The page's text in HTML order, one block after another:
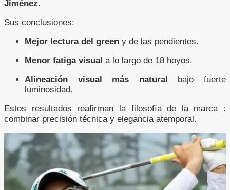
Jiménez.
Sus conclusiones:
Mejor lectura del green y de las pendientes.
Menor fatiga visual a lo largo de 18 hoyos.
Alineación visual más natural bajo fuerte
luminosidad.
Estos resultados reafirman la filosofía de la marca :
combinar precisión técnica y elegancia atemporal.